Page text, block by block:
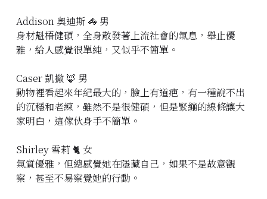
Addison 奧迪斯 🦓 男
身材魁梧健碩，全身散發著上流社會的氣息，舉止優
雅，給人感覺很單純，又似乎不簡單。
Caser 凱撤 🦊 男
動物裡看起來年紀最大的，臉上有道疤，有一種說不出
的沉穩和老練，雖然不是很健碩，但是緊繃的線條讓大
家明白，這傢伙身手不簡單。
Shirley 雪莉 🐈 女
氣質優雅，但總感覺她在隱藏自己，如果不是故意觀
察，甚至不易察覺她的行動。